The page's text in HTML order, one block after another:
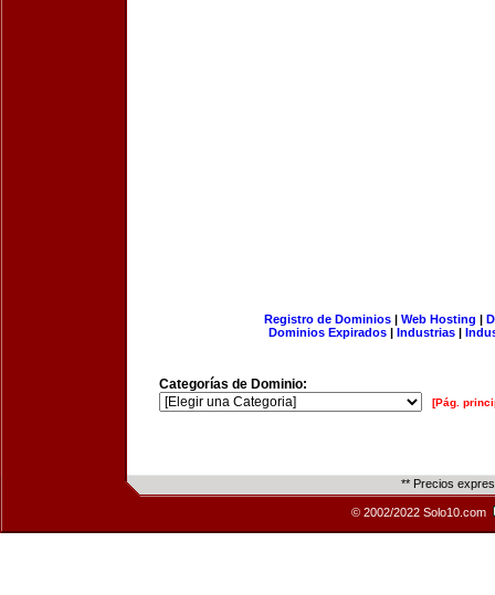
Registro de Dominios| Web Hosting |
Dominios Expirados | Industrias |
Categorías de Dominio:
[Pág.
** Precios
© 2002/2022 Solo10.com